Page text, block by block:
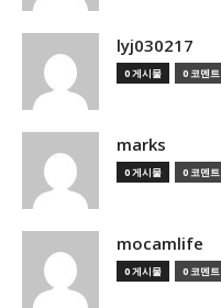
lyj030217
0 게시물 0 코멘트
marks
0 게시물 0 코멘트
mocamlife
0 게시물 0 코멘트